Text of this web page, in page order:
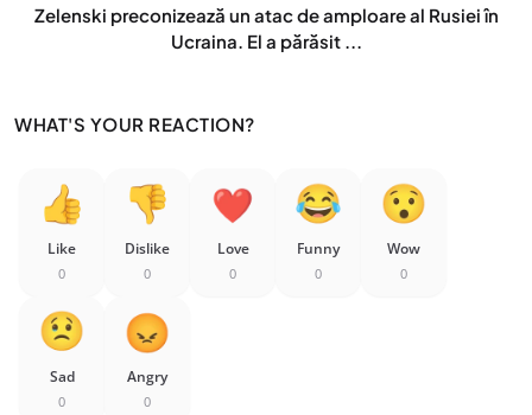
Zelenski preconizează un atac de amploare al Rusiei în
Ucraina. El a părăsit ...
WHAT'S YOUR REACTION?
Like
0
Dislike
0
Love
0
Funny
0
Wow
0
Sad
0
Angry
0